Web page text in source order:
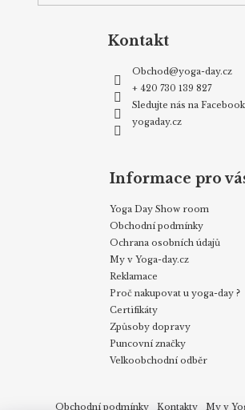
Kontakt
Obchod@yoga-day.cz
+ 420 730 139 827
Sledujte nás na
yogaday.cz
Informace pro
Yoga Day Show room
Obchodní podmínky
Ochrana osobních údajů
My v Yoga-day.cz
Reklamace
Proč nakupovat u yoga-day ?
Certifikáty
Způsoby dopravy
Puncovní značky
Velkoobchodní odběr
Obchodní podmínky Kontakty My v